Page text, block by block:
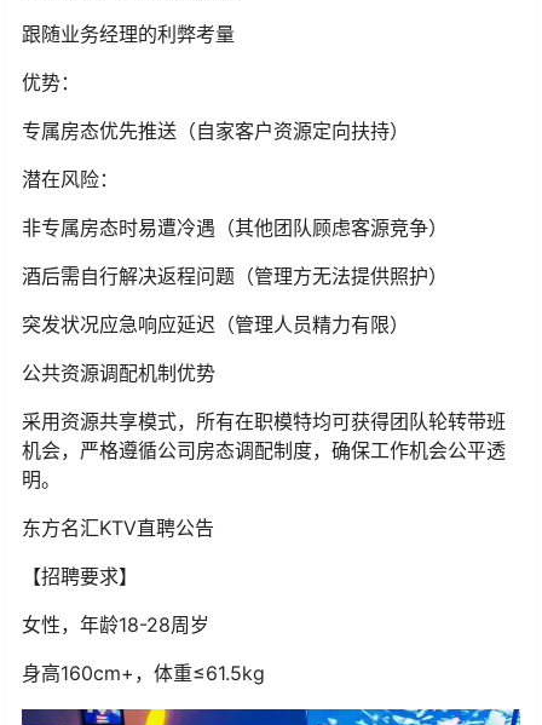
跟随业务经理的利弊考量
优势：
专属房态优先推送（自家客户资源定向扶持）
潜在风险：
非专属房态时易遭冷遇（其他团队顾虑客源竞争）
酒后需自行解决返程问题（管理方无法提供照护）
突发状况应急响应延迟（管理人员精力有限）
公共资源调配机制优势
采用资源共享模式，所有在职模特均可获得团队轮转带班
机会，严格遵循公司房态调配制度，确保工作机会公平透
明。
东方名汇KTV直聘公告
【招聘要求】
女性，年龄18-28周岁
身高160cm+，体重≤61.5kg